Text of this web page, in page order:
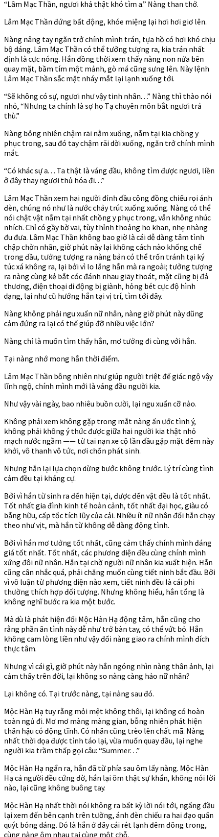
“Lâm Mạc Thần, ngươi khả thật khó tìm a.” Nàng than thở.
Lâm Mạc Thần đứng bất động, khóe miệng lại hơi hơi giơ lên.
Nàng nâng tay ngăn trở chính mình trán, tựa hồ có hơi khó chịu
bộ dáng. Lâm Mạc Thần có thể tưởng tượng ra, kia trán nhất
định là cực nóng. Hắn đồng thời xem thấy nàng non nửa bên
quay mặt, bầm tím một mảnh, gò má cũng sưng lên. Này lệnh
Lâm Mạc Thần sắc mặt nháy mắt lại lạnh xuống tới.
“Sẽ không có sự, ngươi như vậy tinh nhân. . .” Nàng thì thào nói
nhỏ, “Nhưng ta chính là sợ họ Tạ chuyên môn bắt ngươi trả
thù.”
Nàng bỗng nhiên chậm rãi nằm xuống, nằm tại kia chồng y
phục trong, sau đó tay chậm rãi dời xuống, ngăn trở chính mình
mắt.
“Có khác sự a. . . Ta thật là váng đầu, không tìm được ngươi, liền
ở đây thay ngươi thủ hóa đi. . .”
Lâm Mạc Thần xem hai người đỉnh đầu cộng đồng chiếu rọi ánh
đèn, chúng nó như là nước chảy trút xuống xuống. Nàng có thể
nói chật vật nằm tại nhất chồng y phục trong, vẫn không nhúc
nhích. Chỉ có gầy bờ vai, tùy thỉnh thoảng ho khan, nhẹ nhàng
đu đưa. Lâm Mạc Thần không bao giờ là cái dễ dàng tâm tình
chập chờn nhân, giờ phút này lại không cách nào khống chế
trong đầu, tưởng tượng ra nàng bản có thể trốn tránh tại ký
túc xá không ra, lại bởi vì lo lắng hắn mà ra ngoài; tưởng tượng
ra nàng cùng kẻ bắt cóc đánh nhau giãy thoát, mặt cũng bị đả
thương, điện thoại di động bị giành, hỏng bét cực độ hình
dạng, lại như cũ hướng hắn tại vị trí, tìm tới đây.
Nàng không phải ngu xuẩn nữ nhân, nàng giờ phút này dũng
cảm đứng ra lại có thể giúp đỡ nhiều việc lớn?
Nàng chỉ là muốn tìm thấy hắn, mơ tưởng đi cùng với hắn.
Tại nàng nhớ mong hắn thời điểm.
Lâm Mạc Thần bỗng nhiên như giúp người triệt để giác ngộ vậy
lĩnh ngộ, chính mình mới là váng đầu người kia.
Như vậy vài ngày, bao nhiêu buồn cười, lại ngu xuẩn cỡ nào.
Không phải xem không gặp trong mắt nàng ẩn ước tình ý,
không phải không ý thức được giữa hai người kia thật nhỏ
mạch nước ngầm —— từ tai nạn xe cộ lần đầu gặp mặt đêm này
khởi, vô thanh vô tức, nơi chốn phát sinh.
Nhưng hắn lại lựa chọn dừng bước không trước. Lý trí cùng tình
cảm đều tại kháng cự.
Bởi vì hắn từ sinh ra đến hiện tại, được đến vật đều là tốt nhất.
Tốt nhất gia đình kinh tế hoàn cảnh, tốt nhất đại học, giàu có
bằng hữu, cấp tốc tích lũy của cải. Nhiều ít nữ nhân đối hắn chạy
theo như vịt, mà hắn từ không dễ dàng động tình.
Bởi vì hắn mơ tưởng tốt nhất, cũng cảm thấy chính mình đáng
giá tốt nhất. Tốt nhất, các phương diện đều cùng chính mình
xứng đôi nữ nhân. Hắn tại chờ người nữ nhân kia xuất hiện. Hắn
cũng cân nhắc quá, phải chăng muốn cùng tiết ninh bắt đầu. Bởi
vì vô luận từ phương diện nào xem, tiết ninh đều là cái phi
thường thích hợp đối tượng. Nhưng không hiểu, hắn tổng là
không nghĩ bước ra kia một bước.
Mà dù là phát hiện đối Mộc Hàn Hạ động tâm, hắn cũng cho
rằng phần ân tình này dễ như trở bàn tay, có thể vứt bỏ. Hắn
không cam lòng liền như vậy đối nàng giao ra chính mình đích
thực tâm.
Nhưng vì cái gì, giờ phút này hắn ngóng nhìn nàng thân ảnh, lại
cảm thấy trên đời, lại không so nàng càng hảo nữ nhân?
Lại không có. Tại trước nàng, tại nàng sau đó.
Mộc Hàn Hạ tuy rằng mỏi mệt không thôi, lại không có hoàn
toàn ngủ đi. Mơ mơ màng màng gian, bỗng nhiên phát hiện
thân hậu có động tĩnh. Có nhân cũng trèo lên chất mã. Nàng
nhất thời dọa được tỉnh táo lại, vừa muốn quay đầu, lại nghe
người kia trầm thấp gọi câu: “Summer. . .”
Mộc Hàn Hạ ngẩn ra, hắn đã từ phía sau ôm lấy nàng. Mộc Hàn
Hạ cả người đều cứng đờ, hắn lại ôm thật sự khẩn, không nói lời
nào, lại cũng không buông tay.
Mộc Hàn Hạ nhất thời nói không ra bất kỳ lời nói tới, ngẩng đầu
lại xem đến bên cạnh trên tường, ánh đèn chiếu ra hai đạo quấn
quýt bóng dáng. Đó là hắn ở đây cái rét lạnh đêm đông trong,
cùng nàng ôm nhau tại cùng một chỗ.